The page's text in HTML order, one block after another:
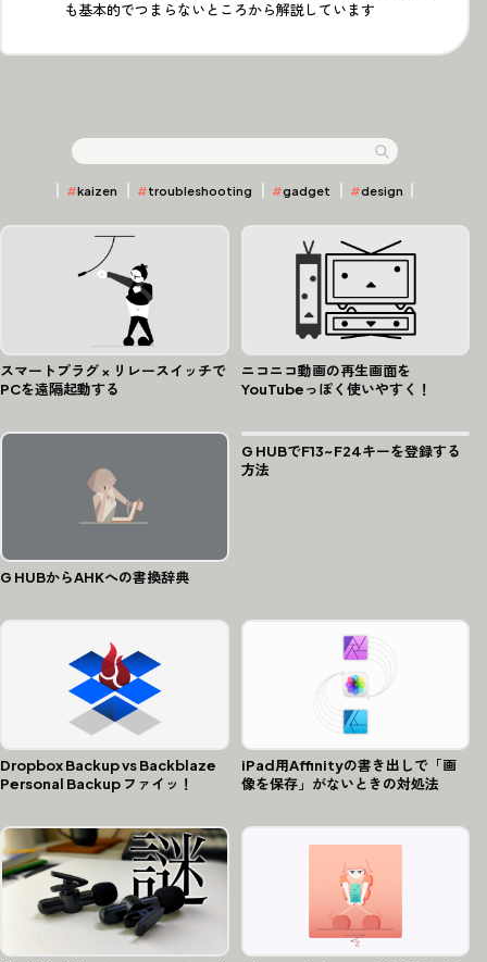
も基本的でつまらないところから解説しています
Articles記事検索 ⌕
#kaizen #troubleshooting #gadget #design
スマートプラグ × リレースイッチで
PCを遠隔起動する
ニコニコ動画の再生画面を
YouTubeっぽく使いやすく！
G HUBからAHKへの書換辞典
G HUBでF13~F24キーを登録する
方法
Dropbox Backup vs Backblaze
Personal Backup ファイッ！
iPad用Affinityの書き出しで「画
像を保存」がないときの対処法